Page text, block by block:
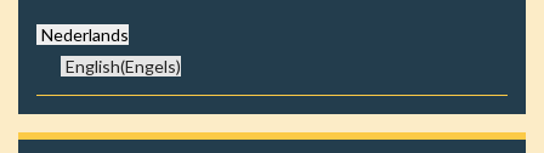
Nederlands
English(Engels)